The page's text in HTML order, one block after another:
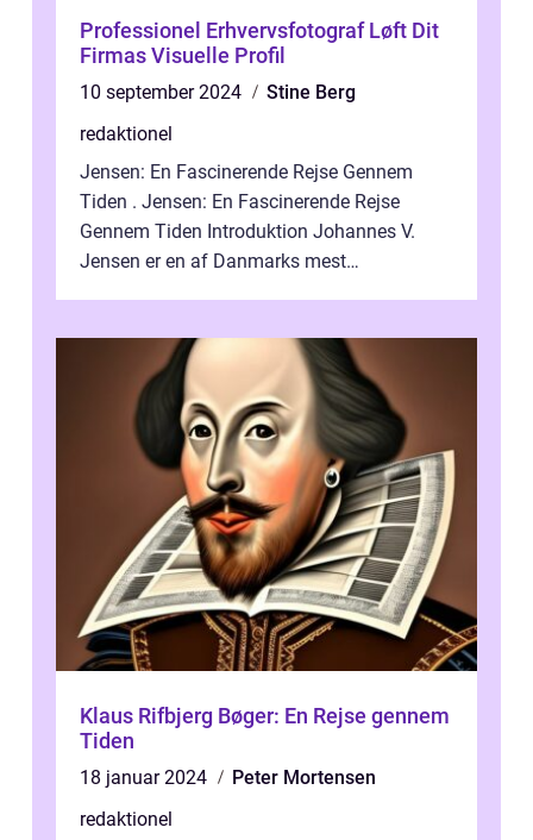
Professionel Erhvervsfotograf Løft Dit
Firmas Visuelle Profil
10 september 2024
Stine Berg
redaktionel
Jensen: En Fascinerende Rejse Gennem
Tiden . Jensen: En Fascinerende Rejse
Gennem Tiden Introduktion Johannes V.
Jensen er en af Danmarks mest
Klaus Rifbjerg Bøger: En Rejse gennem
Tiden
18 januar 2024
Peter Mortensen
redaktionel